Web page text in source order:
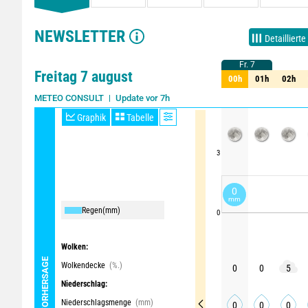
NEWSLETTER
Freitag 7 august
METEO CONSULT Update vor 7h
Graphik Tabelle
Regen(mm)
Wolken:
Wolkendecke (%.)
Niederschlag:
Niederschlagsmenge (mm)
3
0
Fr. 7
00h 01h 02h
Fr. 7
00h 01h 02h
0 0 5
0 0 0
0
mm